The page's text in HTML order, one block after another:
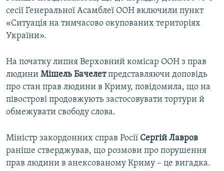
сесії Генеральної Асамблеї ООН включили пункт
«Ситуація на тимчасово окупованих територіях
України».
На початку липня Верховний комісар ООН з прав
людини Мішель Бачелетпредставляючи доповідь
про стан прав людини в Криму, повідомила, що на
півострові продовжують застосовувати тортури й
обмежувати свободу слова.
Міністр закордонних справ Росії Сергій Лавров
раніше стверджував, що розмови про порушення
прав людини в анексованому Криму – це вигадка.